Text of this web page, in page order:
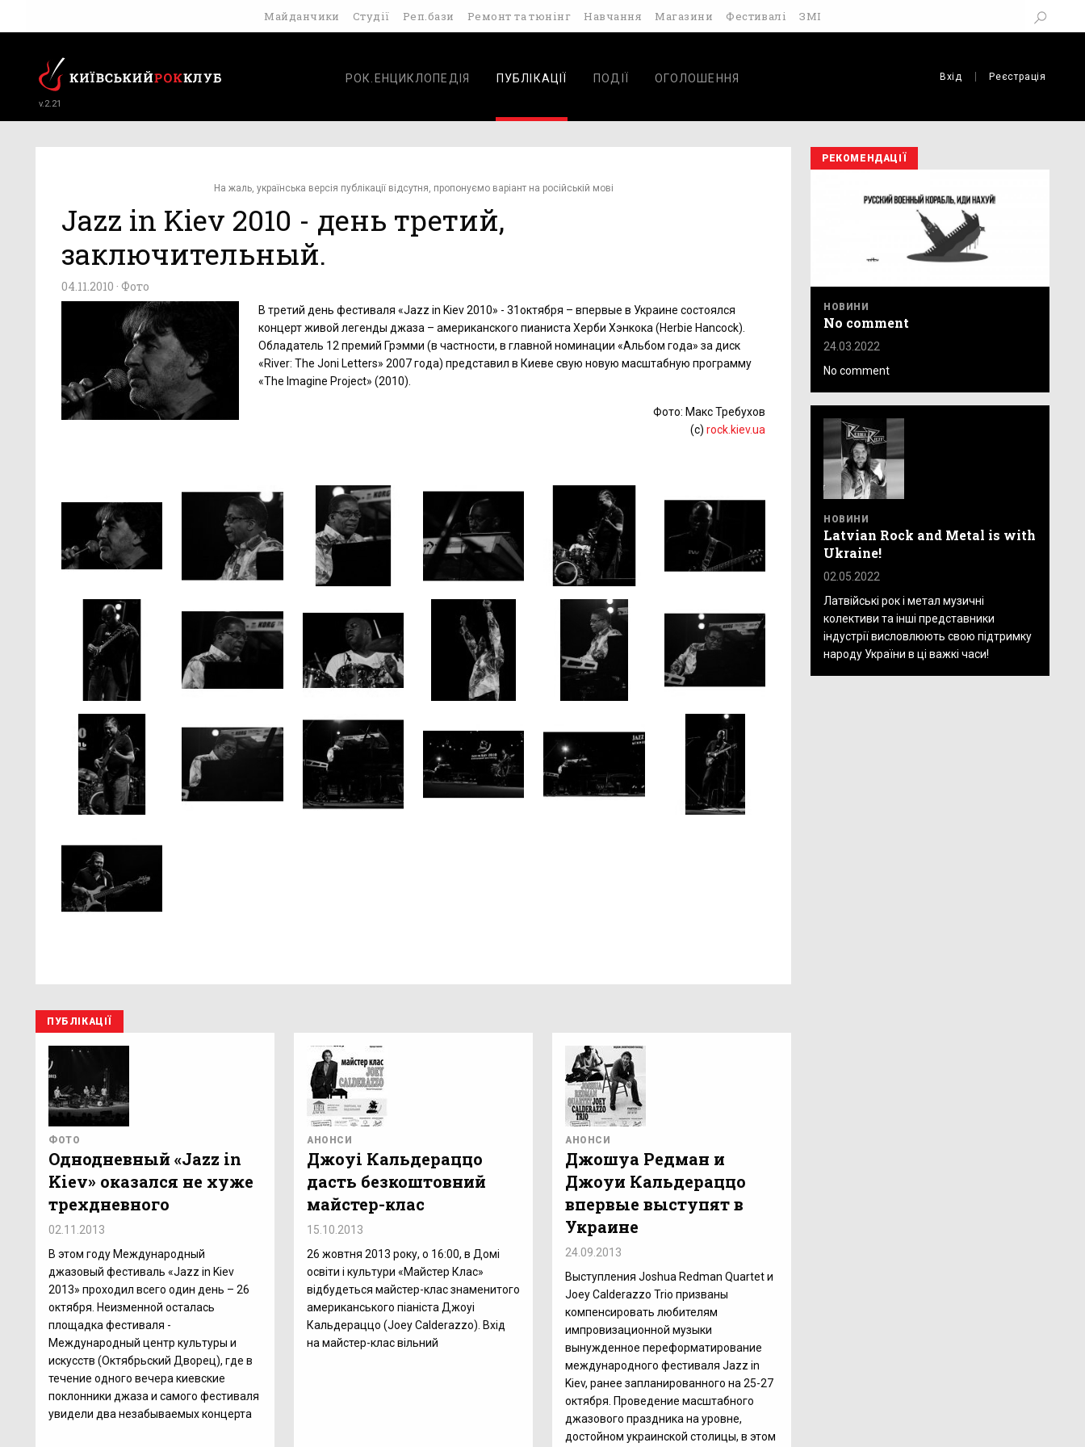
Майданчики Студії Реп.бази Ремонт та тюнінг Навчання Магазини Фестивалі ЗМІ
v.2.21
РОК.ЕНЦИКЛОПЕДІЯ ПУБЛІКАЦІЇ ПОДІЇ ОГОЛОШЕННЯ Вхід Реєстрація
На жаль, українська версія публікації відсутня, пропонуємо варіант на російській мові
Jazz in Kiev 2010 - день третий,
заключительный.
04.11.2010 · Фото
В третий день фестиваля «Jazz in Kiev 2010» - 31октября – впервые в Украине состоялся
концерт живой легенды джаза – американского пианиста Херби Хэнкока (Herbie Hancock).
Обладатель 12 премий Грэмми (в частности, в главной номинации «Альбом года» за диск
«River: The Joni Letters» 2007 года) представил в Киеве свую новую масштабную программу
«The Imagine Project» (2010).
Фото: Макс Требухов
(с) rock.kiev.ua
ПУБЛІКАЦІЇ
ФОТО
Однодневный «Jazz in
Kiev» оказался не хуже
трехдневного
02.11.2013
В этом году Международный
джазовый фестиваль «Jazz in Kiev
2013» проходил всего один день – 26
октября. Неизменной осталась
площадка фестиваля -
Международный центр культуры и
искусств (Октябрьский Дворец), где в
течение одного вечера киевские
поклонники джаза и самого фестиваля
увидели два незабываемых концерта
АНОНСИ
Джоуі Кальдераццо
дасть безкоштовний
майстер-клас
15.10.2013
26 жовтня 2013 року, о 16:00, в Домі
освіти і культури «Майстер Клас»
відбудеться майстер-клас знаменитого
американського піаніста Джоуі
Кальдераццо (Joey Calderazzo). Вхід
на майстер-клас вільний
АНОНСИ
Джошуа Редман и
Джоуи Кальдераццо
впервые выступят в
Украине
24.09.2013
Выступления Joshua Redman Quartet и
Joey Calderazzo Trio призваны
компенсировать любителям
импровизационной музыки
вынужденное переформатирование
международного фестиваля Jazz in
Kiev, ранее запланированного на 25-27
октября. Проведение масштабного
джазового праздника на уровне,
достойном украинской столицы, в этом
РЕКОМЕНДАЦІЇ
НОВИНИ
No comment
24.03.2022
No comment
НОВИНИ
Latvian Rock and Metal is with
Ukraine!
02.05.2022
Латвійські рок і метал музичні
колективи та інші представники
індустрії висловлюють свою підтримку
народу України в ці важкі часи!